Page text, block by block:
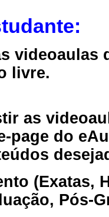
videoaulas
livre.
as
page do
(Exatas,
Pós-